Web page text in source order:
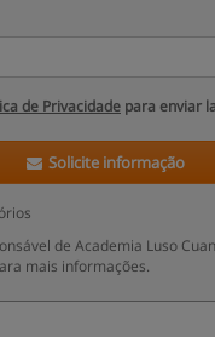
de Privacidade para enviar
Solicite informação
de Academia Luso
mais informações.